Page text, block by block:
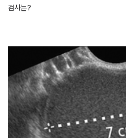
검사는?